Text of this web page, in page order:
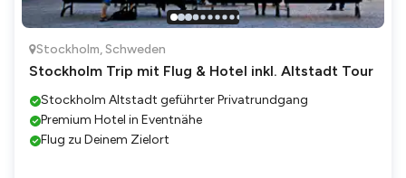
Stockholm,Schweden
Stockholm Trip mit Flug & Hotel inkl. Altstadt Tour
Stockholm Altstadt geführter Privatrundgang
Premium Hotel in Eventnähe
Flug zu Deinem Zielort